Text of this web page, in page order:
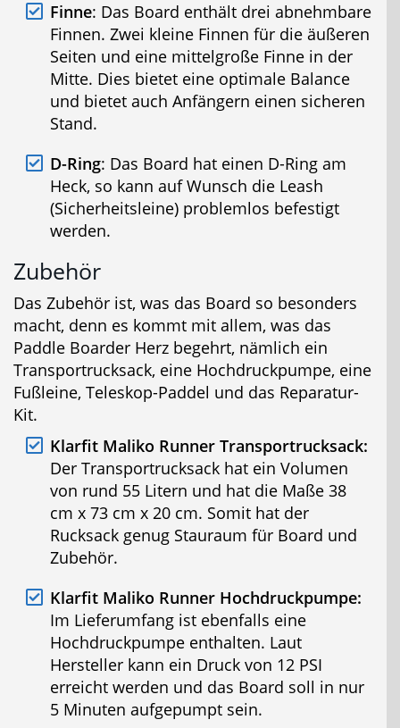
Finne: Das Board enthält drei abnehmbare
Finnen. Zwei kleine Finnen für die äußeren
Seiten und eine mittelgroße Finne in der
Mitte. Dies bietet eine optimale Balance
und bietet auch Anfängern einen sicheren
Stand.
D-Ring: Das Board hat einen D-Ring am
Heck, so kann auf Wunsch die Leash
(Sicherheitsleine) problemlos befestigt
werden.
Zubehör
Das Zubehör ist, was das Board so besonders
macht, denn es kommt mit allem, was das
Paddle Boarder Herz begehrt, nämlich ein
Transportrucksack, eine Hochdruckpumpe, eine
Fußleine, Teleskop-Paddel und das Reparatur-
Kit.
Klarfit Maliko Runner Transportrucksack:
Der Transportrucksack hat ein Volumen
von rund 55 Litern und hat die Maße 38
cm x 73 cm x 20 cm. Somit hat der
Rucksack genug Stauraum für Board und
Zubehör.
Klarfit Maliko Runner Hochdruckpumpe:
Im Lieferumfang ist ebenfalls eine
Hochdruckpumpe enthalten. Laut
Hersteller kann ein Druck von 12 PSI
erreicht werden und das Board soll in nur
5 Minuten aufgepumpt sein.